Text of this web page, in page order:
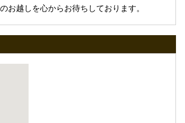
お越しを心からお待ちしております。